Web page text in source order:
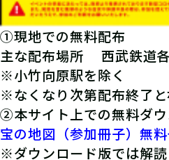
①現地での無料配布
主な配布場所 西武鉄道
※小竹向原駅を除く
※なくなり次第配布終了
②本サイト上での無料ダウ
宝の地図（参加冊子）無
※ダウンロード版では解